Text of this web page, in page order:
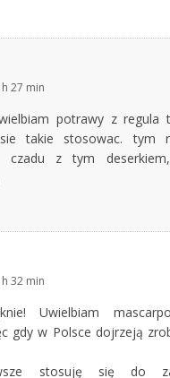
27 min
potrawy z regula
takie stosowac. tym
czadu z tym
32 min
Uwielbiam
gdy w Polsce dojrzeją
stosuję się do